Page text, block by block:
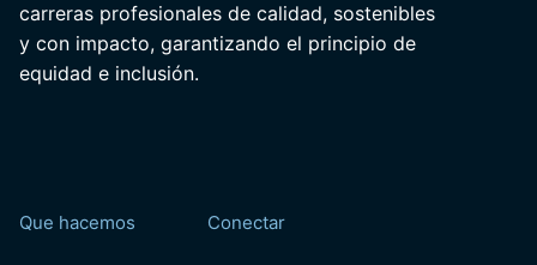
carreras profesionales de calidad, sostenibles
y con impacto, garantizando el principio de
equidad e inclusión.
Que hacemos Conectar